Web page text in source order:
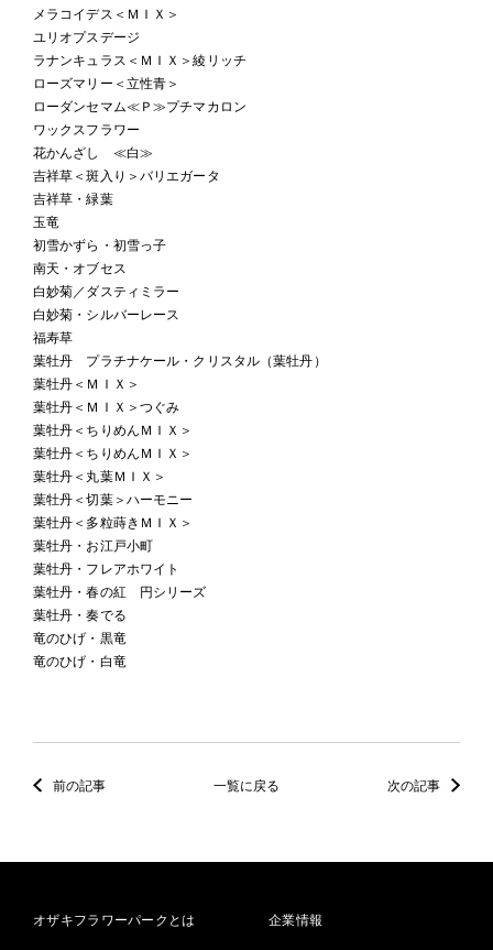
メラコイデス＜ＭＩＸ＞
ユリオプスデージ
ラナンキュラス＜ＭＩＸ＞綾リッチ
ローズマリー＜立性青＞
ローダンセマム≪Ｐ≫プチマカロン
ワックスフラワー
花かんざし ≪白≫
吉祥草＜斑入り＞バリエガータ
吉祥草・緑葉
玉竜
初雪かずら・初雪っ子
南天・オブセス
白妙菊／ダスティミラー
白妙菊・シルバーレース
福寿草
葉牡丹 プラチナケール・クリスタル（葉牡丹）
葉牡丹＜ＭＩＸ＞
葉牡丹＜ＭＩＸ＞つぐみ
葉牡丹＜ちりめんＭＩＸ＞
葉牡丹＜ちりめんＭＩＸ＞
葉牡丹＜丸葉ＭＩＸ＞
葉牡丹＜切葉＞ハーモニー
葉牡丹＜多粒蒔きＭＩＸ＞
葉牡丹・お江戸小町
葉牡丹・フレアホワイト
葉牡丹・春の紅 円シリーズ
葉牡丹・奏でる
竜のひげ・黒竜
竜のひげ・白竜
前の記事 一覧に戻る 次の記事
オザキフラワーパークとは 企業情報